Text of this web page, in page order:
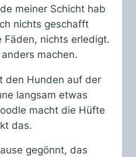
meiner Schicht hab
nichts geschafft
Fäden, nichts erledigt.
machen.
den Hunden auf der
langsam etwas
macht die Hüfte
das.
gegönnt, das